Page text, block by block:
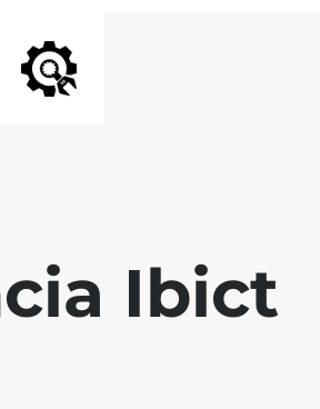
Ibict